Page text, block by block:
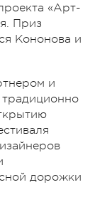
«Арт-
Приз
Кононова и
и
дорожки